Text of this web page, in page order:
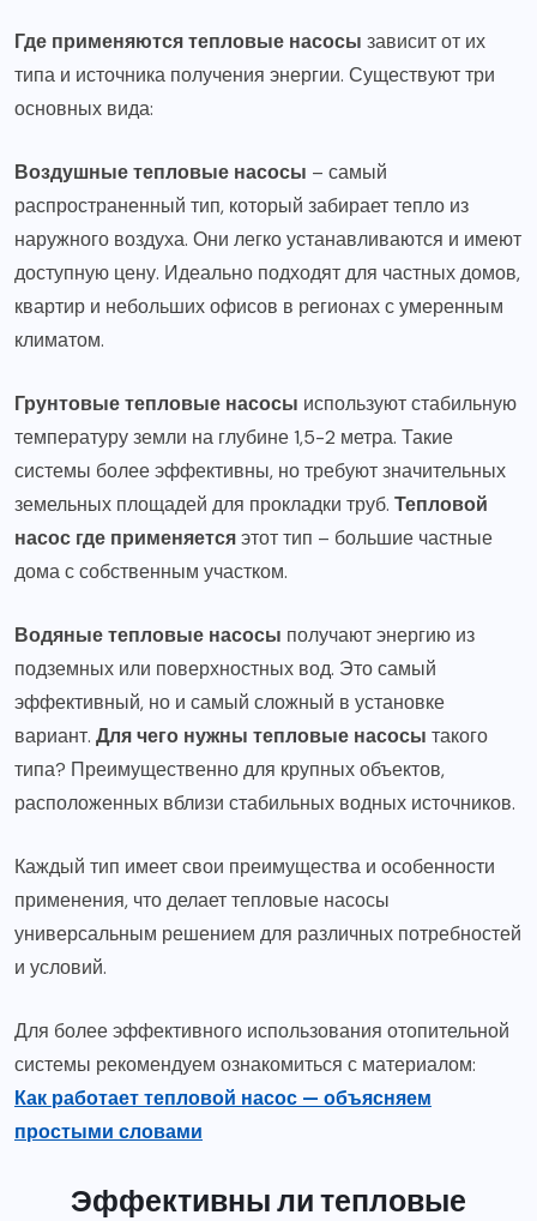
Где применяются тепловые насосы зависит от их
типа и источника получения энергии. Существуют три
основных вида:
Воздушные тепловые насосы – самый
распространенный тип, который забирает тепло из
наружного воздуха. Они легко устанавливаются и имеют
доступную цену. Идеально подходят для частных домов,
квартир и небольших офисов в регионах с умеренным
климатом.
Грунтовые тепловые насосы используют стабильную
температуру земли на глубине 1,5-2 метра. Такие
системы более эффективны, но требуют значительных
земельных площадей для прокладки труб. Тепловой
насос где применяетсяэтот тип – большие частные
дома с собственным участком.
Водяные тепловые насосы получают энергию из
подземных или поверхностных вод. Это самый
эффективный, но и самый сложный в установке
вариант. Для чего нужны тепловые насосы такого
типа? Преимущественно для крупных объектов,
расположенных вблизи стабильных водных источников.
Каждый тип имеет свои преимущества и особенности
применения, что делает тепловые насосы
универсальным решением для различных потребностей
и условий.
Для более эффективного использования отопительной
системы рекомендуем ознакомиться с материалом:
Как работает тепловой насос — объясняем
простыми словами
Эффективны ли тепловые